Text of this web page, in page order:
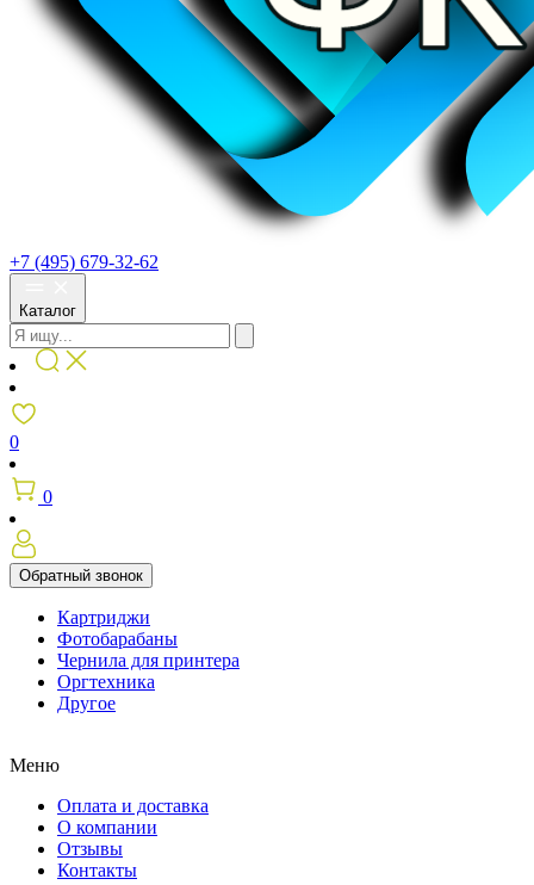
+7 (495) 679-32-62
Каталог
0
0
Обратный звонок
Картриджи
Фотобарабаны
Чернила для принтера
Оргтехника
Другое
Меню
Оплата и доставка
О компании
Отзывы
Контакты